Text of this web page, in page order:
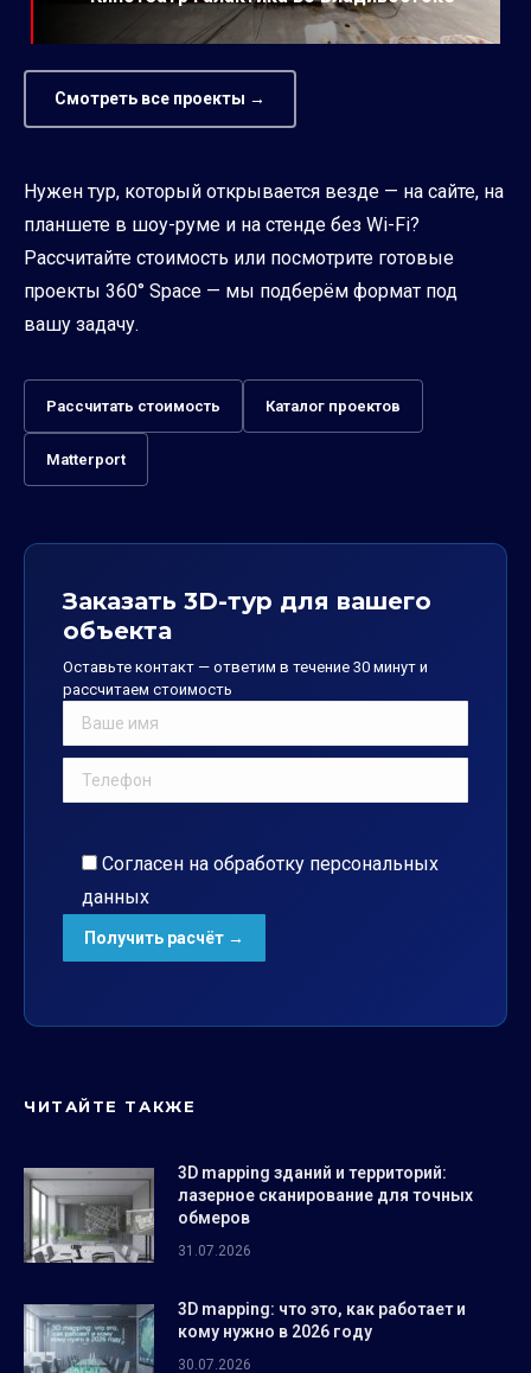
Смотреть все проекты →
Нужен тур, который открывается везде — на сайте, на
планшете в шоу-руме и на стенде без Wi-Fi?
Рассчитайте стоимость или посмотрите готовые
проекты 360° Space — мы подберём формат под
вашу задачу.
Рассчитать стоимость Каталог проектов
Matterport
Заказать 3D-тур для вашего
объекта
Оставьте контакт — ответим в течение 30 минут и
рассчитаем стоимость
Согласен на обработку персональных
данных
ЧИТАЙТЕ ТАКЖЕ
3D mapping зданий и территорий:
лазерное сканирование для точных
обмеров
31.07.2026
3D mapping: что это, как работает и
кому нужно в 2026 году
30.07.2026